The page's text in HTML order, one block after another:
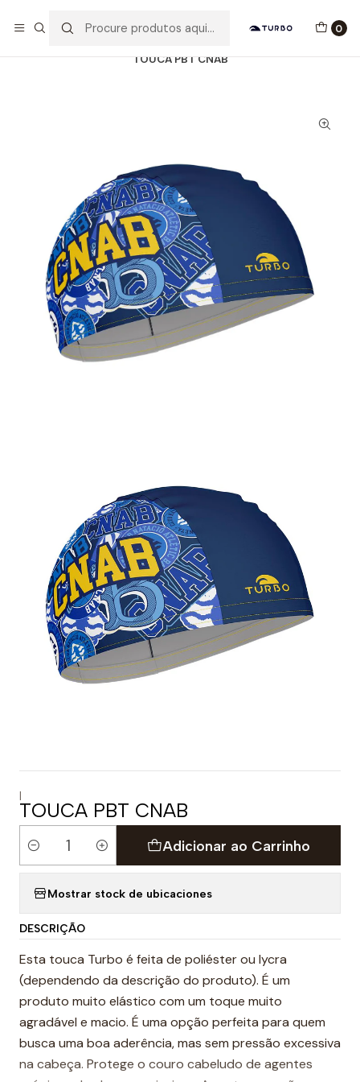
0
TOUCA PBT CNAB
|
TOUCA PBT CNAB
Quantidade
Adicionar ao Carrinho
Mostrar stock de ubicaciones
DESCRIÇÃO
Esta touca Turbo é feita de poliéster ou lycra
(dependendo da descrição do produto). É um
produto muito elástico com um toque muito
agradável e macio. É uma opção perfeita para quem
busca uma boa aderência, mas sem pressão excessiva
na cabeça. Protege o couro cabeludo de agentes